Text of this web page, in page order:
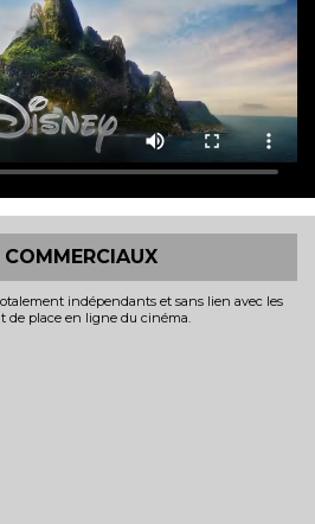
COMMERCIAUX
indépendants et sans lien avec les
de place en ligne du cinéma.